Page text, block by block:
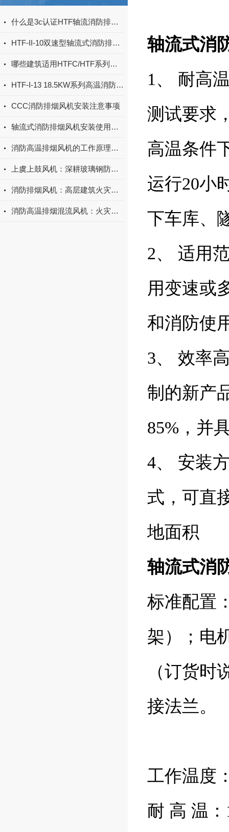
什么是3c认证HTF轴流消防排烟风机？
HTF-II-10双速型轴流式消防排烟风机有何特点，如何接线？
哪些建筑适用HTFC/HTF系列消防排烟风机
HTF-I-13 18.5KW系列高温消防轴流风机的特性与应用
CCC消防排烟风机安装注意事项
轴流式消防排烟风机安装使用常识须知
消防高温排烟风机的工作原理及特点介绍
上虞上鼓风机：深耕玻璃钢防腐风机领域的源头工厂，品质值得信赖
消防排烟风机：高层建筑火灾生命线的核心动力
消防高温排烟混流风机：火灾中的生命防线
轴流式消
1、 耐高
测试要求
高温条件
运行20小
下车库、
2、 适用
用变速或
和消防使
3、 效率
制的新产
85%，并
4、 安装
式，可直
地面积
轴流式消
标准配置
架）；电
（订货
接法兰。
工作温度
耐 高 温